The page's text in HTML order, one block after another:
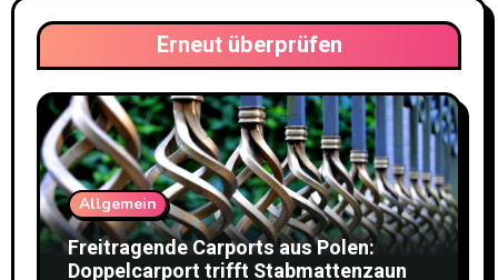
Erneut überprüfen
Allgemein
Freitragende Carports aus Polen:
Doppelcarport trifft Stabmattenzaun